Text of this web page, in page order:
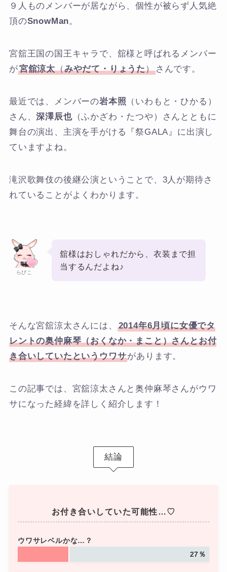
９人ものメンバーが居ながら、個性が被らず人気絶
頂のSnowMan。
宮舘王国の国王キャラで、舘様と呼ばれるメンバー
が宮舘涼太（みやだて・りょうた）さんです。
最近では、メンバーの岩本照 （いわもと・ひかる）
さん、深澤辰也（ふかざわ・たつや）さんとともに
舞台の演出、主演を手がける『祭GALA』に出演し
ていますよね。
滝沢歌舞伎の後継公演ということで、3人が期待さ
れていることがよくわかります。
らびこ
舘様はおしゃれだから、衣装まで担
当するんだよね♪
そんな宮舘涼太さんには、
2014年6月頃に女優でタ
レントの奥仲麻琴（おくなか・まこと）さんとお付
き合いしていたというウワサがあります。
この記事では、宮舘涼太さんと奥仲麻琴さんがウワ
サになった経緯を詳しく紹介します！
結論
お付き合いしていた可能性…♡
ウワサレベルかな…？
27％